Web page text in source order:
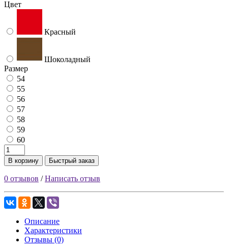
Цвет
Красный
Шоколадный
Размер
54
55
56
57
58
59
60
В корзину Быстрый заказ
0 отзывов /Написать отзыв
Описание
Характеристики
Отзывы (0)